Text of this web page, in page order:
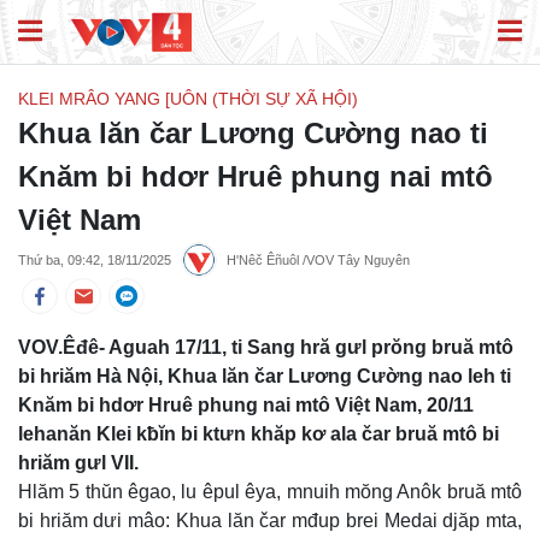
KLEI MRÂO YANG [UÔN (THỜI SỰ XÃ HỘI)
Khua lăn čar Lương Cường nao ti
Knăm bi hdơr Hruê phung nai mtô
Việt Nam
Thứ ba, 09:42, 18/11/2025 H'Nêč Êñuôl /VOV Tây Nguyên
VOV.Êđê- Aguah 17/11, ti Sang hră gưl prŏng bruă mtô
bi hriăm Hà Nội, Khua lăn čar Lương Cường nao leh ti
Knăm bi hdơr Hruê phung nai mtô Việt Nam, 20/11
lehanăn Klei kƀĭn bi ktưn khăp kơ ala čar bruă mtô bi
hriăm gưl VII.
Hlăm 5 thŭn êgao, lu êpul êya, mnuih mŏng Anôk bruă mtô
bi hriăm dưi mâo: Khua lăn čar mđup brei Medai djăp mta,